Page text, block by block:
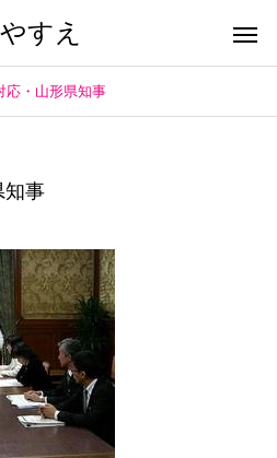
すえ
応・山形県知事
知事